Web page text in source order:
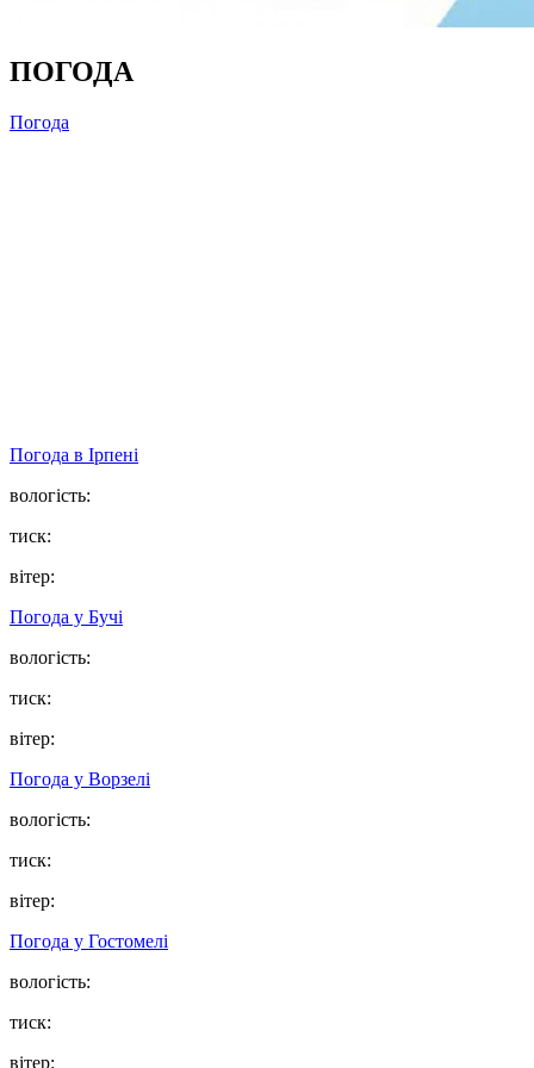
ПОГОДА
Погода
Погода в Ірпені
вологість:
тиск:
вітер:
Погода у Бучі
вологість:
тиск:
вітер:
Погода у Ворзелі
вологість:
тиск:
вітер:
Погода у Гостомелі
вологість:
тиск:
вітер: